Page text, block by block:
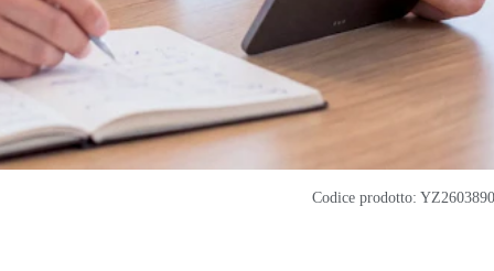
Codice prodotto: